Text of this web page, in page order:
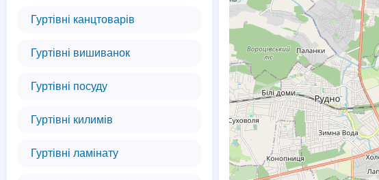
Гуртівні канцтоварів
Гуртівні вишиванок
Гуртівні посуду
Гуртівні килимів
Гуртівні ламінату